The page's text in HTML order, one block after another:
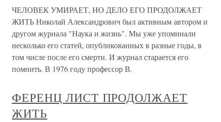
ЧЕЛОВЕК УМИРАЕТ, НО ДЕЛО ЕГО ПРОДОЛЖАЕТ
ЖИТЬ Николай Александрович был активным автором и
другом журнала "Наука и жизнь". Мы уже упоминали
несколько его статей, опубликованных в разные годы, в
том числе после его смерти. И журнал старается его
помнить. В 1976 году профессор В.
ФЕРЕНЦ ЛИСТ ПРОДОЛЖАЕТ
ЖИТЬ